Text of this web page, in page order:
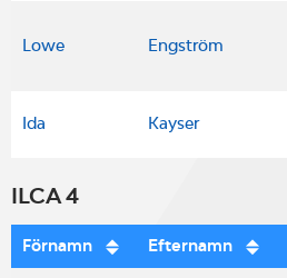
Lowe Engström
Ida Kayser
ILCA 4
Förnamn Efternamn